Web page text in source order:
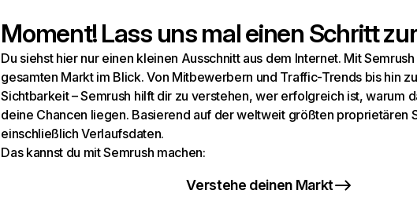
Moment! Lass uns mal einen Schritt
Du siehst hier nur einen kleinen Ausschnitt aus dem Internet. Mit
gesamten Markt im Blick. Von Mitbewerbern und Traffic-Trends bis hin
Sichtbarkeit – Semrush hilft dir zu verstehen, wer erfolgreich ist, warum
deine Chancen liegen. Basierend auf der weltweit größten proprietären
einschließlich Verlaufsdaten.
Das kannst du mit Semrush machen:
Verstehe deinen Markt